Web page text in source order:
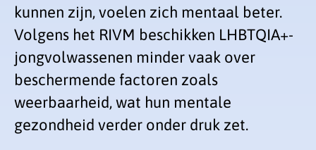
kunnen zijn, voelen zich mentaal beter.
Volgens het RIVM beschikken LHBTQIA+-
jongvolwassenen minder vaak over
beschermende factoren zoals
weerbaarheid, wat hun mentale
gezondheid verder onder druk zet.